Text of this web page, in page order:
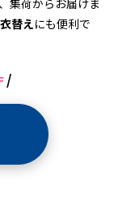
集荷からお届けま
衣替えにも便利で
/